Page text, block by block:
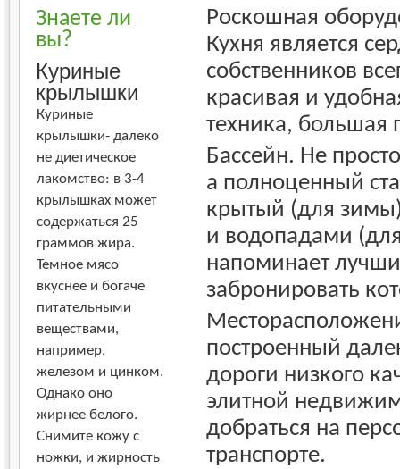
Знаете ли
вы?
Куриные
крылышки
Куриные
крылышки- далеко
не диетическое
лакомство: в 3-4
крылышках может
содержаться 25
граммов жира.
Темное мясо
вкуснее и богаче
питательными
веществами,
например,
железом и цинком.
Однако оно
жирнее белого.
Снимите кожу с
ножки, и жирность
Роскошная
Кухня является
собственников
красивая и
техника,
Бассейн. Не
а полноценный
крытый (для
и водопадами
напоминает
забронировать
построенный
дороги низкого
элитной
добраться на
транспорте.